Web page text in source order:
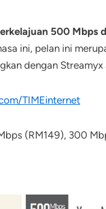
500 Mbps
ini, pelan ini
dengan Streamyx
TIMEinternet
(RM149), 300